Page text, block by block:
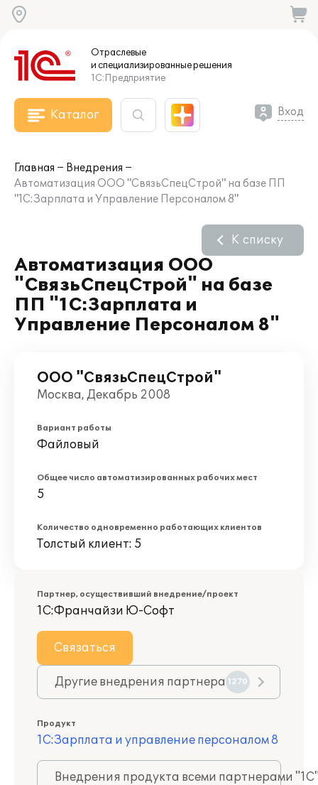
Отраслевые
и специализированныерешения
1С:Предприятие
Каталог Вход
Главная
Внедрения
Автоматизация ООО "СвязьСпецСтрой" на базе ПП
"1С:Зарплата и Управление Персоналом 8"
Автоматизация ООО
"СвязьСпецСтрой" на базе
ПП "1С:Зарплата и
Управление Персоналом 8"
К списку
ООО "СвязьСпецСтрой"
Москва, Декабрь 2008
Вариант работы
Файловый
Общее число автоматизированных рабочих мест
5
Количество одновременно работающих клиентов
Толстый клиент: 5
Партнер, осуществивший внедрение/проект
1С:Франчайзи Ю-Софт
Связаться
Другие внедрения партнера 1270
Продукт
1С:Зарплата и управление персоналом 8
Внедрения продукта всеми партнерами